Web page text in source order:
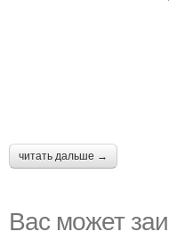
читать дальше →
Вас может